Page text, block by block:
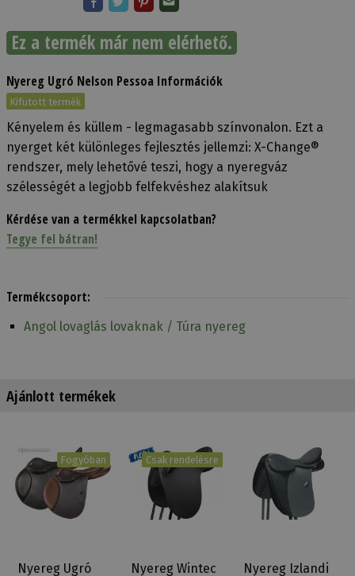
Ez a termék már nem elérhető.
Nyereg Ugró Nelson Pessoa Információk
Kifutott termék
Kényelem és küllem - legmagasabb színvonalon. Ezt a
nyerget két különleges fejlesztés jellemzi: X-Change®
rendszer, mely lehetővé teszi, hogy a nyeregváz
szélességét a legjobb felfekvéshez alakítsuk
Kérdése van a termékkel kapcsolatban?
Tegye fel bátran!
Termékcsoport:
Angol lovaglás lovaknak / Túra nyereg
Ajánlott termékek
Fogyóban
Nyereg Ugró
Csak rendelésre
Nyereg Wintec
Nyereg Izlandi